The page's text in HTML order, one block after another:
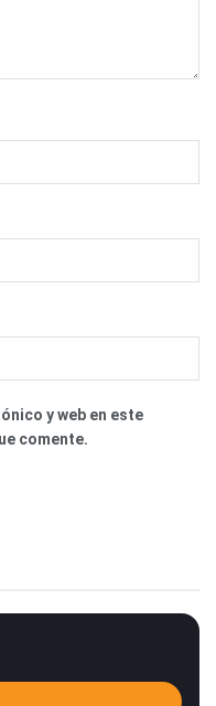
y web en este
comente.